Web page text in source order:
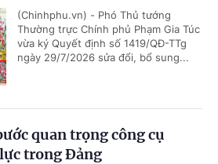
(Chinhphu.vn) - Phó Thủ tướng
Thường trực Chính phủ Phạm Gia Túc
vừa ký Quyết định số 1419/QĐ-TTg
ngày 29/7/2026 sửa đổi, bổ sung...
quan trọng công cụ
trong Đảng